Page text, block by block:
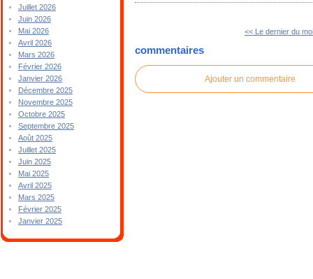
Juillet 2026
Juin 2026
Mai 2026
Avril 2026
Mars 2026
Février 2026
Janvier 2026
Décembre 2025
Novembre 2025
Octobre 2025
Septembre 2025
Août 2025
Juillet 2025
Juin 2025
Mai 2025
Avril 2025
Mars 2025
Février 2025
Janvier 2025
<< Le dernier du
commentaires
Ajouter un commentaire